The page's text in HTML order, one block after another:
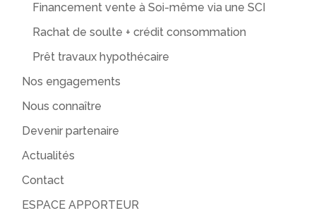
Financement vente à Soi-même via une SCI
Rachat de soulte + crédit consommation
Prêt travaux hypothécaire
Nos engagements
Nous connaître
Devenir partenaire
Actualités
Contact
ESPACE APPORTEUR